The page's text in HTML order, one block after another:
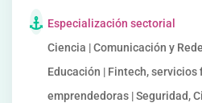
Especialización sectorial
Ciencia | Comunicación y
Educación | Fintech,
emprendedoras | Seguridad,